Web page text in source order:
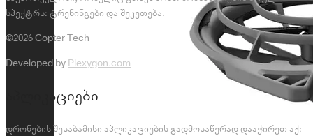
სპექტრს: ტრენინგები და შეკეთება.
©2026 Copter Tech
Developed by Plexygon.com
აპლიკაციები
დრონების შესაბამისი აპლიკაციების გადმოსაწერად დააჭირეთ აქ: